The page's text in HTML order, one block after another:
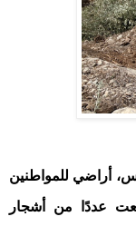
أراضي للمواطنين
عددًا من أشجار